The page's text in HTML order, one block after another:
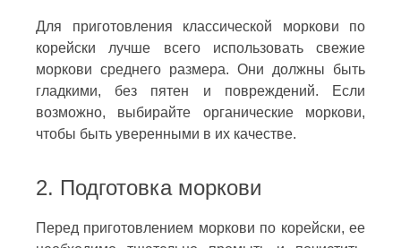
Для приготовления классической моркови по
корейски лучше всего использовать свежие
моркови среднего размера. Они должны быть
гладкими, без пятен и повреждений. Если
возможно, выбирайте органические моркови,
чтобы быть уверенными в их качестве.
2. Подготовка моркови
Перед приготовлением моркови по корейски, ее